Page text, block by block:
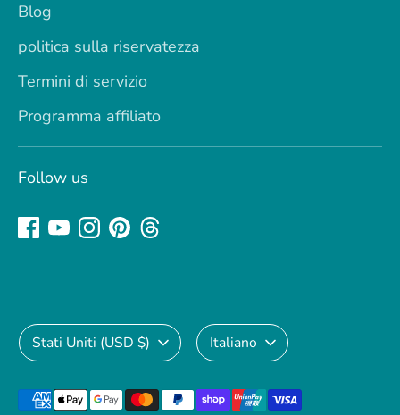
Blog
politica sulla riservatezza
Termini di servizio
Programma affiliato
Follow us
Valuta
Stati Uniti (USD $) Lingua
Italiano
Metodi